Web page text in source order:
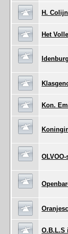
H.
Het
Kon.
O.B.L.S